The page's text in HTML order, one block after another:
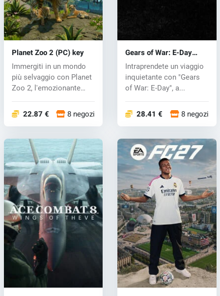
Planet Zoo 2 (PC) key
Immergiti in un mondo
più selvaggio con Planet
Zoo 2, l'emozionante
22.87 € 8 negozi
Gears of War: E-Day
(PC) key
Intraprendete un viaggio
inquietante con "Gears
of War: E-Day", a...
28.41 € 8 negozi